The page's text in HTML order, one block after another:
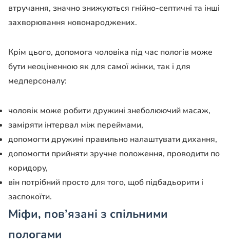
втручання, значно знижуються гнійно-септичні та інші
захворювання новонароджених.
Крім цього, допомога чоловіка під час пологів може
бути неоціненною як для самої жінки, так і для
медперсоналу:
чоловік може робити дружині знеболюючий масаж,
заміряти інтервал між переймами,
допомогти дружині правильно налаштувати дихання,
допомогти прийняти зручне положення, проводити по
коридору,
він потрібний просто для того, щоб підбадьорити і
заспокоїти.
Міфи, пов’язані з спільними
пологами